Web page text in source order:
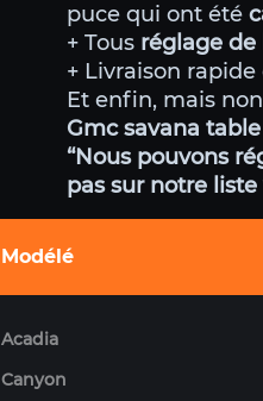
puce qui ont été
+ Tous réglage de
+ Livraison
Et enfin, mais
Gmc savana
“Nous pouvons
pas sur notre
Modélé
Acadia
Canyon